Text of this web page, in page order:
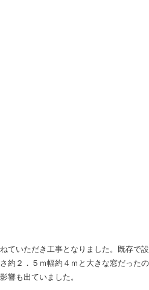
ていただき工事となりました。既存で
約２．５ｍ幅約４ｍと大きな窓だった
響も出ていました。